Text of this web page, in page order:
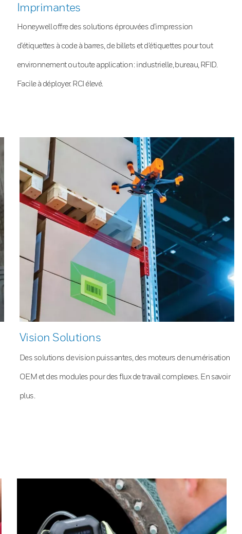
Imprimantes
Honeywell offre des solutions éprouvées d’impression
d’étiquettes à code à barres, de billets et d’étiquettes pour tout
environnement ou toute application : industrielle, bureau, RFID.
Facile à déployer. RCI élevé.
Vision Solutions
Des solutions de vision puissantes, des moteurs de numérisation
OEM et des modules pour des flux de travail complexes. En savoir
plus.